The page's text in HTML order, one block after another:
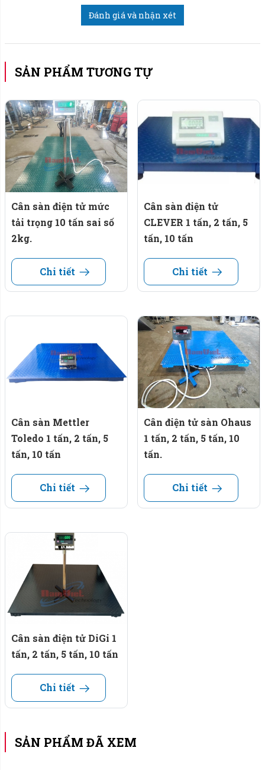
lần sạc đầy.
Qúy khách muốn xem những dòng cân sàn điện tử hoặc
cần thêm thông tin nào về cân sàn điện tử, anh chị vui
lòng liên lạc đến Hotline093 474 8868.
Đánh giá và nhận xét
SẢN PHẨM TƯƠNG TỰ
Cân sàn điện tử mức
tải trọng 10 tấn sai số
2kg.
Chi tiết
Cân sàn điện tử
CLEVER 1 tấn, 2 tấn, 5
tấn, 10 tấn
Chi tiết
Cân sàn Mettler
Toledo 1 tấn, 2 tấn, 5
tấn, 10 tấn
Chi tiết
Cân điện tử sàn Ohaus
1 tấn, 2 tấn, 5 tấn, 10
tấn.
Chi tiết
Cân sàn điện tử DiGi 1
tấn, 2 tấn, 5 tấn, 10 tấn
Chi tiết
SẢN PHẨM ĐÃ XEM